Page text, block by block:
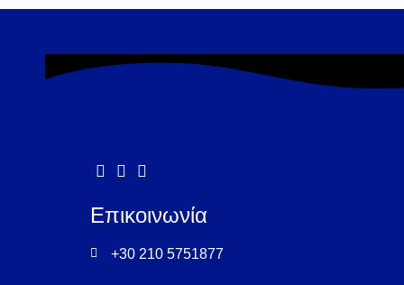
Επικοινωνία
+30 210 5751877